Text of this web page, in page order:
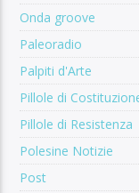
Onda groove
Paleoradio
Palpiti d'Arte
Pillole di
Pillole di Resistenza
Polesine Notizie
Post